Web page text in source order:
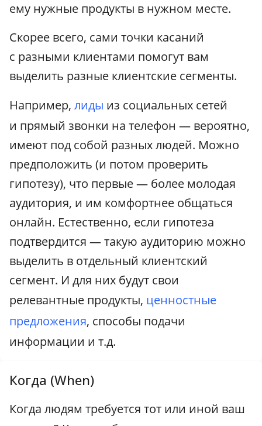
ему нужные продукты в нужном месте.
Скорее всего, сами точки касаний
с разными клиентами помогут вам
выделить разные клиентские сегменты.
Например, лиды из социальных сетей
и прямый звонки на телефон — вероятно,
имеют под собой разных людей. Можно
предположить (и потом проверить
гипотезу), что первые — более молодая
аудитория, и им комфортнее общаться
онлайн. Естественно, если гипотеза
подтвердится — такую аудиторию можно
выделить в отдельный клиентский
сегмент. И для них будут свои
релевантные продукты, ценностные
предложения, способы подачи
информации и т.д.
Когда (When)
Когда людям требуется тот или иной ваш